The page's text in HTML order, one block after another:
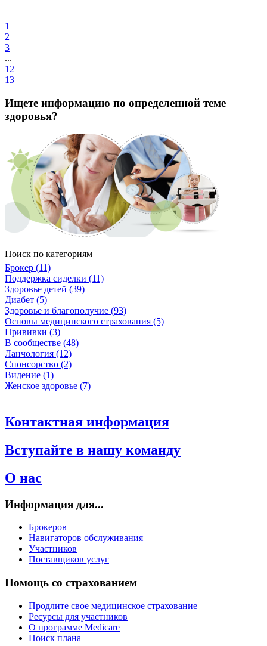
1
2
3
...
12
13
Ищете информацию по определенной теме
здоровья?
Поиск по категориям
Брокер (11)
Поддержка сиделки (11)
Здоровье детей (39)
Диабет (5)
Здоровье и благополучие (93)
Основы медицинского страхования (5)
Прививки (3)
В сообществе (48)
Ланчология (12)
Спонсорство (2)
Видение (1)
Женское здоровье (7)
Контактная информация
Вступайте в нашу команду
О нас
Информация для...
Брокеров
Навигаторов обслуживания
Участников
Поставщиков услуг
Помощь со страхованием
Продлите свое медицинское страхование
Ресурсы для участников
О программе Medicare
Поиск плана